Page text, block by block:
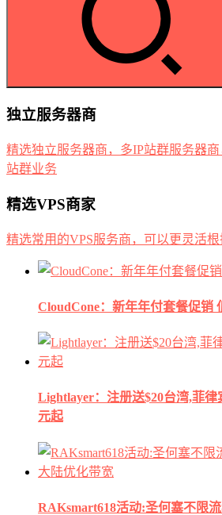
独立服务器商
精选独立服务器商，多IP站群服务器
站群业务
精选VPS商家
精选常用的VPS服务商，可以更灵活
CloudCone：新年年付套餐促销
Lightlayer：注册送$20台湾,菲律
元起
RAKsmart618活动:圣何塞不限